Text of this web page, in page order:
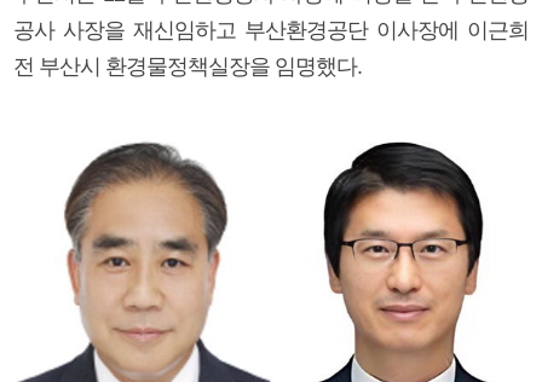
공사 사장을 재신임하고 부산환경공단 이사장에 이근희
전 부산시 환경물정책실장을 임명했다.